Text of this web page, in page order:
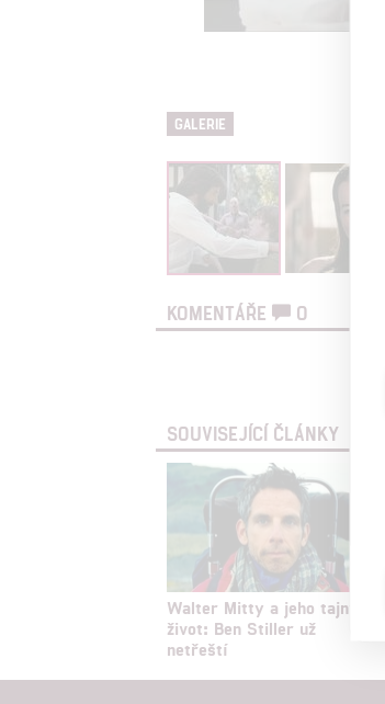
GALERIE
KOMENTÁŘE 0
SOUVISEJÍCÍ ČLÁNKY
Walter Mitty a jeho tajný
život: Ben Stiller už
netřeští